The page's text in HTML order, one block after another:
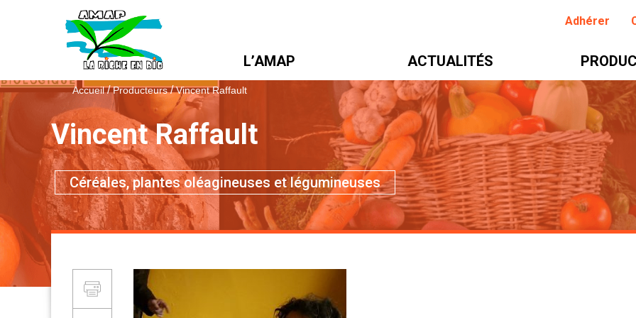
Adhérer
L’AMAP ACTUALITÉS
Accueil/Producteurs/Vincent Raffault
Vincent Raffault
Type de produit :
Céréales, plantes oléagineuses et légumineuses
Partager et Imprimer
Imprimer